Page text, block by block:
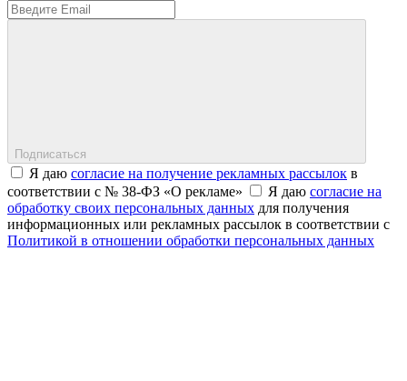
Подписаться
Я даю согласие на получение рекламных рассылок в
соответствии с № 38-ФЗ «О рекламе»
Я даю согласие на
обработку своих персональных данных для получения
информационных или рекламных рассылок в соответствии с
Политикой в отношении обработки персональных данных